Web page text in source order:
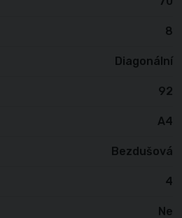
8
Diagonální
92
A4
Bezdušová
4
Ne